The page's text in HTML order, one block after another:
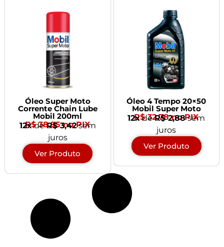
Óleo Super Moto
Corrente Chain Lube
Mobil 200ml
R$ 38,95 no PIX
12xdeR$ 3,42sem
juros
Ver Produto
Óleo 4 Tempo 20×50
Mobil Super Moto
R$ 32,78 no PIX
12xdeR$ 2,88sem
juros
Ver Produto